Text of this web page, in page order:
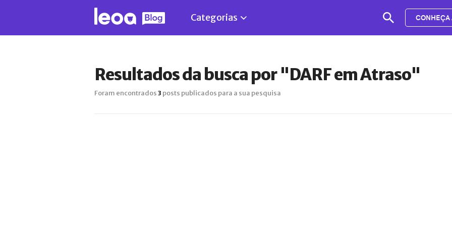
Categorias CONHEÇA
Resultados da busca por "DARF em Atraso"
Foram encontrados3 posts publicados para a sua pesquisa